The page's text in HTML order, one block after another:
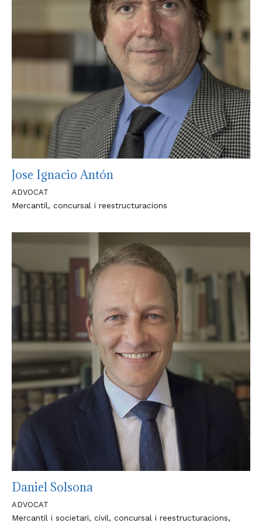
Jose Ignacio Antón
ADVOCAT
Mercantil, concursal i reestructuracions
Daniel Solsona
ADVOCAT
Mercantil i societari, civil, concursal i reestructuracions,